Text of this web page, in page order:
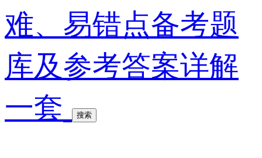
难、易错点备考题
库及参考答案详解
一套
搜索